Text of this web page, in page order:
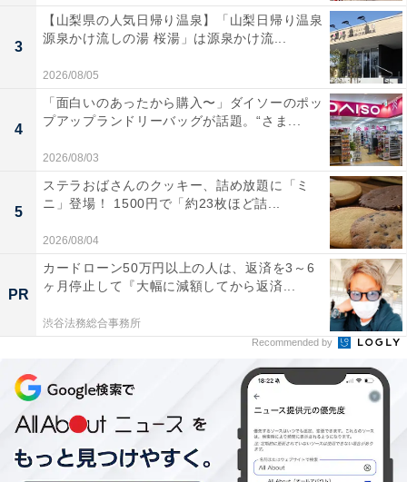
「加太淡嶋温泉 大阪屋 ひいなの湯」の口コミは？
「加太淡嶋温泉 大阪屋 ひいなの湯」には、以下のような
口コミが寄せられています。
鯛をはじめとする新鮮な海の幸を活かした料理が非
常に美味しい
露天風呂から眺める夕陽と海が美しく心身ともにリ
3
【山梨県の人気日帰り温泉】「山梨日帰り温泉
源泉かけ流しの湯 桜湯」は源泉かけ流...
2026/08/05
4
「面白いのあったから購入〜」ダイソーのポッ
プアップランドリーバッグが話題。“さま...
2026/08/03
5
ステラおばさんのクッキー、詰め放題に「ミ
ニ」登場！ 1500円で「約23枚ほど詰...
2026/08/04
PR
カードローン50万円以上の人は、返済を3～6
ヶ月停止して『大幅に減額してから返済...
渋谷法務総合事務所
Recommended by